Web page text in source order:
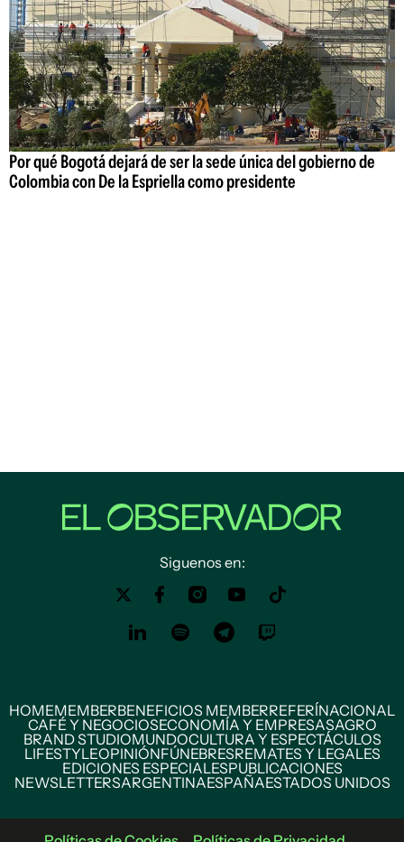
Por qué Bogotá dejará de ser la sede única del gobierno de
Colombia con De la Espriella como presidente
Siguenos en:
HOMEMEMBERBENEFICIOS MEMBERREFERÍNACIONAL
CAFÉ Y NEGOCIOSECONOMÍA Y EMPRESASAGRO
BRAND STUDIOMUNDOCULTURA Y ESPECTÁCULOS
LIFESTYLEOPINIÓNFÚNEBRESREMATES Y LEGALES
EDICIONES ESPECIALESPUBLICACIONES
NEWSLETTERSARGENTINAESPAÑAESTADOS UNIDOS